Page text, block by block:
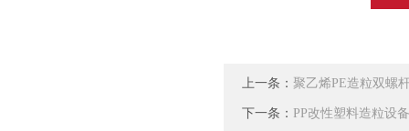
上一条： 聚乙烯PE造粒双螺
下一条： PP改性塑料造粒设